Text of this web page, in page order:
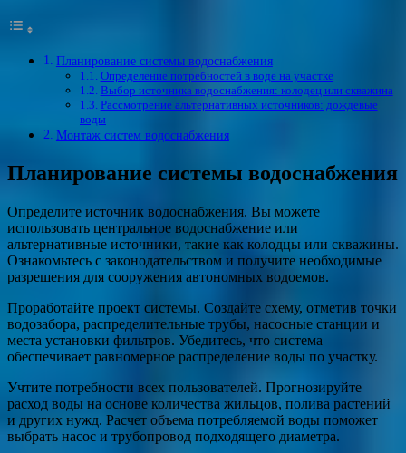
Планирование системы водоснабжения
Определение потребностей в воде на участке
Выбор источника водоснабжения: колодец или скважина
Рассмотрение альтернативных источников: дождевые
воды
Монтаж систем водоснабжения
Планирование системы водоснабжения
Определите источник водоснабжения. Вы можете
использовать центральное водоснабжение или
альтернативные источники, такие как колодцы или скважины.
Ознакомьтесь с законодательством и получите необходимые
разрешения для сооружения автономных водоемов.
Проработайте проект системы. Создайте схему, отметив точки
водозабора, распределительные трубы, насосные станции и
места установки фильтров. Убедитесь, что система
обеспечивает равномерное распределение воды по участку.
Учтите потребности всех пользователей. Прогнозируйте
расход воды на основе количества жильцов, полива растений
и других нужд. Расчет объема потребляемой воды поможет
выбрать насос и трубопровод подходящего диаметра.